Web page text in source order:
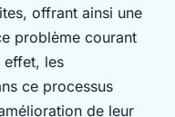
offrant ainsi une
problème courant
effet, les
ce processus
de leur